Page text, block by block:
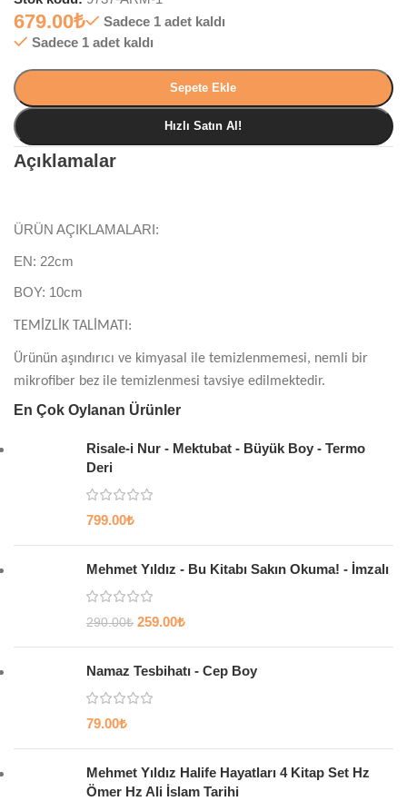
679.00₺
Sadece 1 adet kaldı
Sadece 1 adet kaldı
Sepete Ekle
Hızlı Satın Al!
Açıklamalar
ÜRÜN AÇIKLAMALARI:
EN: 22cm
BOY: 10cm
TEMİZLİK TALİMATI:
Ürünün aşındırıcı ve kimyasal ile temizlenmemesi, nemli bir
mikrofiber bez ile temizlenmesi tavsiye edilmektedir.
En Çok Oylanan Ürünler
Risale-i Nur - Mektubat - Büyük Boy - Termo
Deri
799.00₺
Mehmet Yıldız - Bu Kitabı Sakın Okuma! - İmzalı
290.00₺ 259.00₺
Namaz Tesbihatı - Cep Boy
79.00₺
Mehmet Yıldız Halife Hayatları 4 Kitap Set Hz
Ömer Hz Ali İslam Tarihi